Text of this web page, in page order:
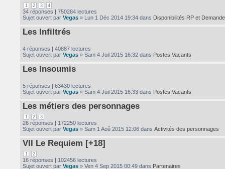
1 2 3 4
34 réponses | 750284 lectures
Sujet ouvert par Vegas » Lun 1 Déc 2014 19:34 dans Disponibilités RP et
Les Infiltrés
4 réponses | 40887 lectures
Sujet ouvert par Vegas » Sam 4 Juil 2015 16:32 dans Postes Vacants
Les Insoumis
5 réponses | 63430 lectures
Sujet ouvert par Vegas » Sam 4 Juil 2015 16:33 dans Postes Vacants
Les métiers des personnages
1 2 3
26 réponses | 172250 lectures
Sujet ouvert par Vegas » Sam 1 Aoû 2015 12:06 dans Activités des personnages
VII Le Requiem [+18]
1 2
16 réponses | 102456 lectures
Sujet ouvert par Vegas » Ven 4 Sep 2015 00:49 dans Partenaires